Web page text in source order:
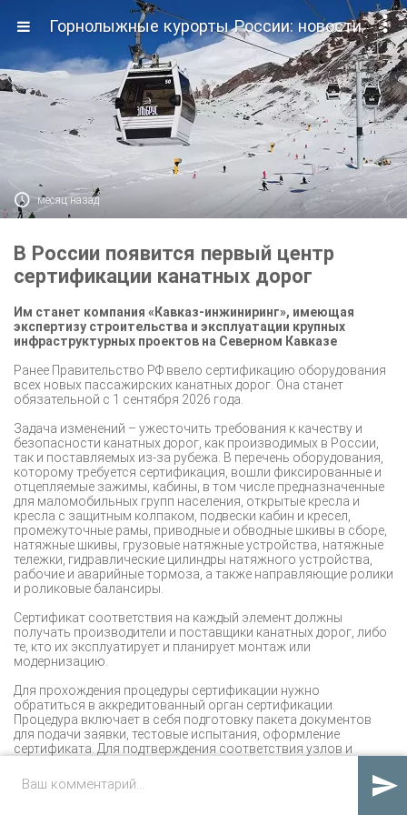

Горнолыжные курорты России: новости
 месяц назад
В России появится первый центр
сертификации канатных дорог
Им станет компания «Кавказ-инжиниринг», имеющая
экспертизу строительства и эксплуатации крупных
инфраструктурных проектов на Северном Кавказе
Ранее Правительство РФ ввело сертификацию оборудования
всех новых пассажирских канатных дорог. Она станет
обязательной с 1 сентября 2026 года.
Задача изменений – ужесточить требования к качеству и
безопасности канатных дорог, как производимых в России,
так и поставляемых из-за рубежа. В перечень оборудования,
которому требуется сертификация, вошли фиксированные и
отцепляемые зажимы, кабины, в том числе предназначенные
для маломобильных групп населения, открытые кресла и
кресла с защитным колпаком, подвески кабин и кресел,
промежуточные рамы, приводные и обводные шкивы в сборе,
натяжные шкивы, грузовые натяжные устройства, натяжные
тележки, гидравлические цилиндры натяжного устройства,
рабочие и аварийные тормоза, а также направляющие ролики
и роликовые балансиры.
Сертификат соответствия на каждый элемент должны
получать производители и поставщики канатных дорог, либо
те, кто их эксплуатирует и планирует монтаж или
модернизацию.
Для прохождения процедуры сертификации нужно
обратиться в аккредитованный орган сертификации.
Процедура включает в себя подготовку пакета документов
для подачи заявки, тестовые испытания, оформление
сертификата. Для подтверждения соответствия узлов и
испытания будут проводиться аккредитованной
лабораторией.
